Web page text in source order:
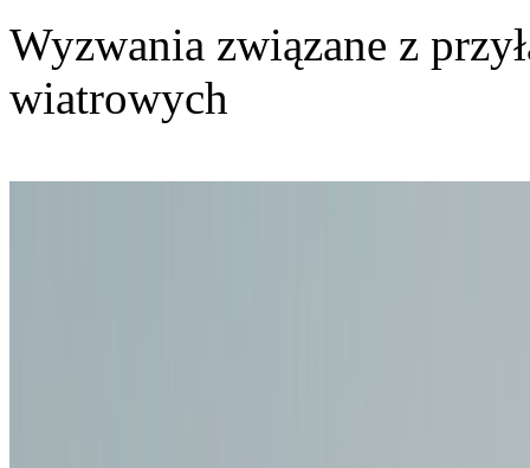
Wyzwania związane z
wiatrowych